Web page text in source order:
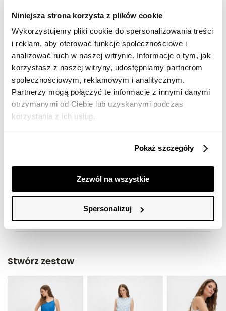
Niniejsza strona korzysta z plików cookie
Wykorzystujemy pliki cookie do spersonalizowania treści
i reklam, aby oferować funkcje społecznościowe i
analizować ruch w naszej witrynie. Informacje o tym, jak
korzystasz z naszej witryny, udostępniamy partnerom
społecznościowym, reklamowym i analitycznym.
Partnerzy mogą połączyć te informacje z innymi danymi
otrzymanymi od Ciebie lub uzyskanymi podczas
korzystania z ich usług.
Pokaż szczegóły
Zezwól na wszystkie
Spersonalizuj
Kolor produktu:
Niebieski
Krój:
Regular
Set:
Ocean Coast
Materiał
100% wiskoza
Pielęgnacja
Prać w temp. do 30°c, proces delikatny
Nie suszyć w suszarkach bębnowych
Prasować w temp. Max. 110°
Darmowa dostawa od 149zł dla wybranych metod
GWARANTOWANA WYSYŁKA w 48 godzin.
*95% zamówień realizujemy w 24 godziny.
Metody dostawy:
DPD pickup - odbiór w punkcie/automacie
paczkowym (m.in. Żabka, Dino, Kaufland, Lidl, Shell)
11,90 zł
(1 dzień roboczy)
Kurier DPD -
(1 dzień roboczy)
Paczkomaty InPost -
15,90 zł(1 dzień roboczych)
Szczegółowe informacje
Niebieska bluzka z printem
Kod produktu:
TSKS26BLK1064PRT04
Marka:
Top Secret
Bluzki damskie
Bluzki damskie na
ramiączkach
Stwórz zestaw